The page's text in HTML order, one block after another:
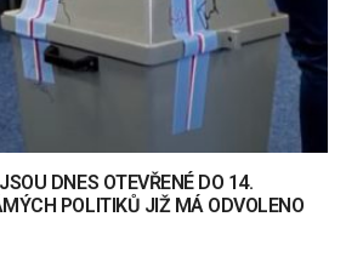
DNES OTEVŘENÉ DO 14.
POLITIKŮ JIŽ MÁ ODVOLENO